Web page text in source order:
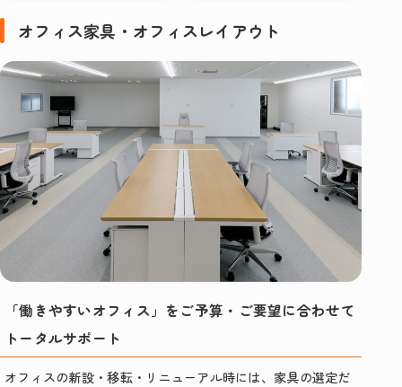
オフィス家具・オフィスレイアウト
「働きやすいオフィス」をご予算・ご要望に合わせて
トータルサポート
オフィスの新設・移転・リニューアル時には、家具の選定だ